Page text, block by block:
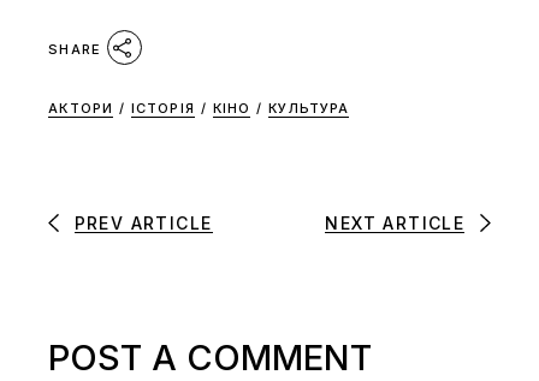
SHARE
АКТОРИ / ІСТОРІЯ / КІНО / КУЛЬТУРА
PREV ARTICLE NEXT ARTICLE
POST A COMMENT